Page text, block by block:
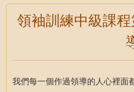
領袖訓練中級課
我們每一個作過領導的人心裡面